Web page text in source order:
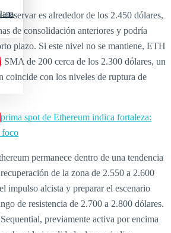
es alrededor de los 2.450 dólares,
de consolidación anteriores y podría
plazo. Si este nivel no se mantiene, ETH
de 200 cerca de los 2.300 dólares, un
coincide con los niveles de ruptura de
spot de Ethereum indica fortaleza:
foco
permanece dentro de una tendencia
de la zona de 2.550 a 2.600
impulso alcista y preparar el escenario
de resistencia de 2.700 a 2.800 dólares.
previamente activa por encima